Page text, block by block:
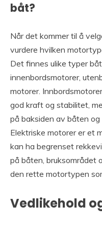
båt?
Når det kommer til å
vurdere hvilken
Det finnes ulike typer
innenbordsmotorer,
motorer.
god kraft og stabilitet,
på baksiden av båten
Elektriske motorer er et
kan ha begrenset
på båten, bruksområdet
den rette motortypen
Vedlikehold